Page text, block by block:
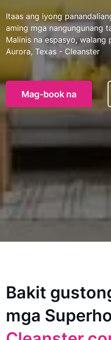
Itaas ang iyong
aming mga nangungunang
Malinis na espasyo,
Aurora, Texas - Cleanster
Mag-book na
Bakit
mga